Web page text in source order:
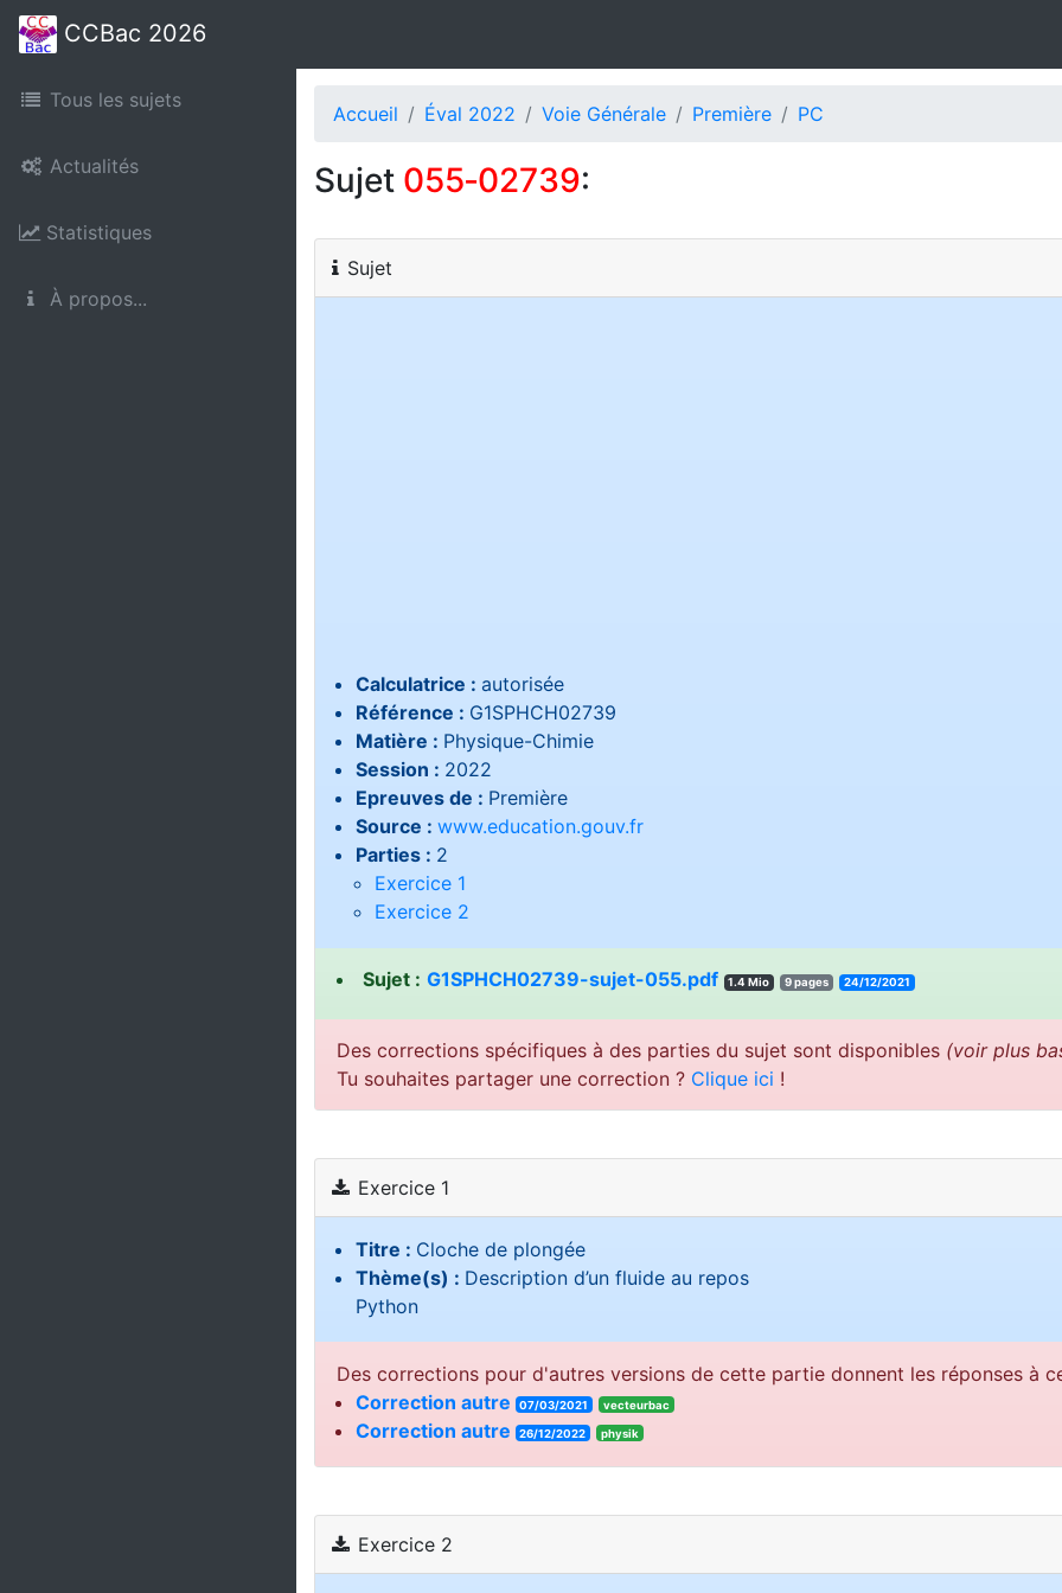
CCBac 2026
Tous les sujets
Actualités
Statistiques
À propos...
Accueil Éval 2022 Voie Générale Première PC
Sujet 055‑02739:
Sujet
Calculatrice : autorisée
Référence : G1SPHCH02739
Matière : Physique-Chimie
Session : 2022
Epreuves de : Première
Source : www.education.gouv.fr
Parties : 2
Exercice 1
Exercice 2
Sujet : G1SPHCH02739-sujet-055.pdf 1.4 Mio 9 pages 24/12/2021
Des corrections spécifiques à des parties du sujet sont disponibles (voir plus
Tu souhaites partager une correction ? Clique ici !
Exercice 1
Titre : Cloche de plongée
Thème(s) : Description d’un fluide au repos
Python
Des corrections pour d'autres versions de cette partie donnent les réponses à
Correction autre
07/03/2021 vecteurbac
Correction autre 26/12/2022 physik
Exercice 2